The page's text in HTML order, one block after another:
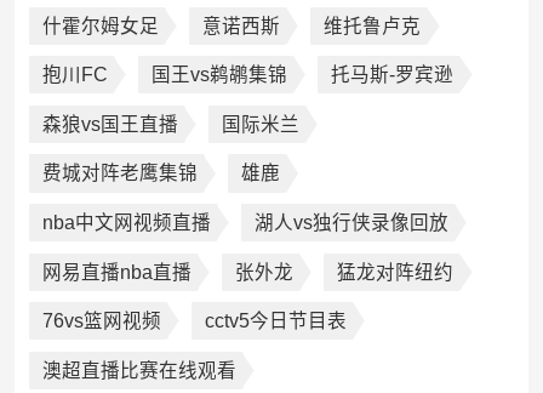
什霍尔姆女足 意诺西斯 维托鲁卢克
抱川FC 国王vs鹈鹕集锦 托马斯-罗宾逊
森狼vs国王直播 国际米兰
费城对阵老鹰集锦 雄鹿
nba中文网视频直播 湖人vs独行侠录像回放
网易直播nba直播 张外龙 猛龙对阵纽约
76vs篮网视频 cctv5今日节目表
澳超直播比赛在线观看